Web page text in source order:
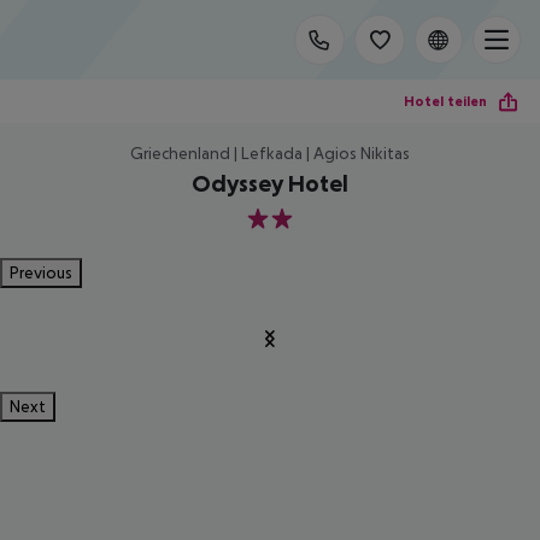
Hotel teilen
Griechenland | Lefkada | Agios Nikitas
Odyssey Hotel
2
Previous
Next